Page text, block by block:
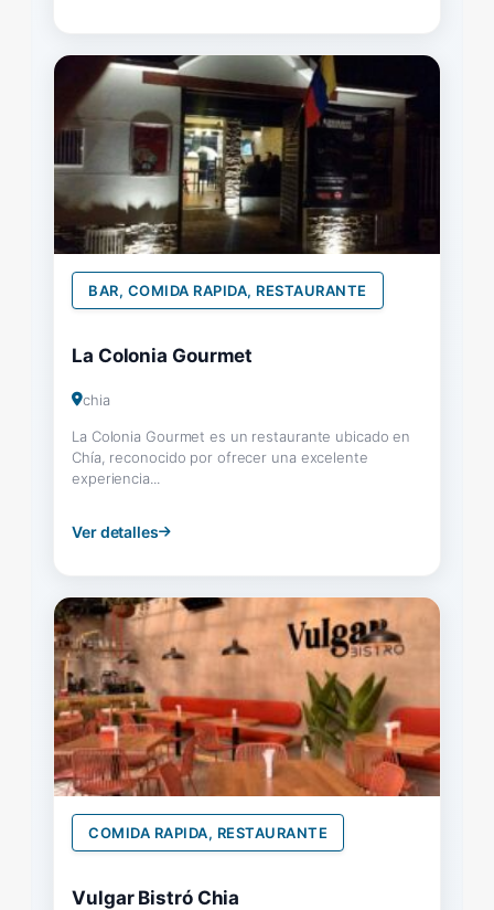
BAR, COMIDA RAPIDA, RESTAURANTE
La Colonia Gourmet
chia
La Colonia Gourmet es un restaurante ubicado en
Chía, reconocido por ofrecer una excelente
experiencia...
Ver detalles
COMIDA RAPIDA, RESTAURANTE
Vulgar Bistró Chia